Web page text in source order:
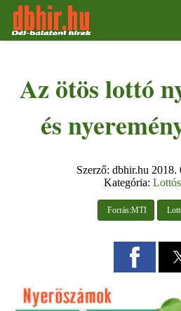
Az ötös lottó
és
Szerző: dbhir.hu 2018.
Kategória:
Forrás:MTI